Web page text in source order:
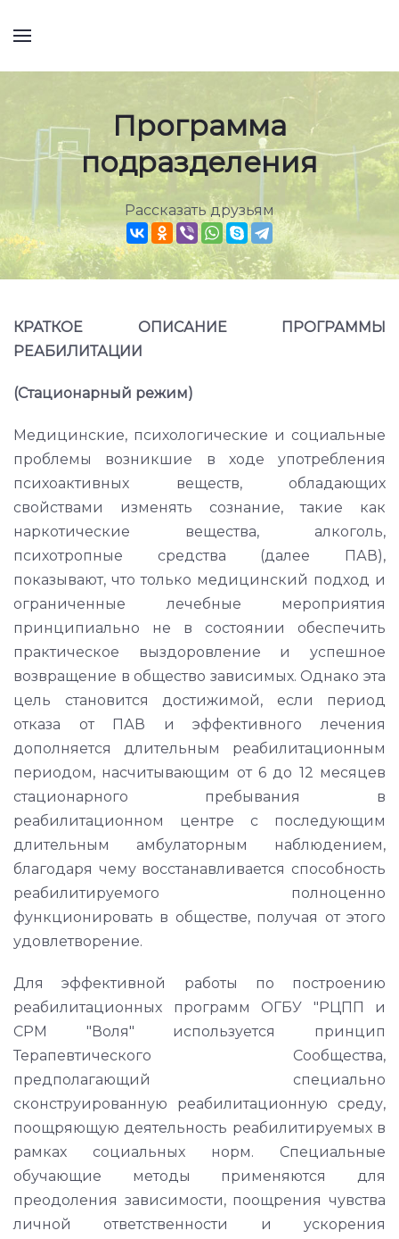
Программа
подразделения
Рассказать друзьям
КРАТКОЕ ОПИСАНИЕ ПРОГРАММЫ
РЕАБИЛИТАЦИИ
(Стационарный режим)
Медицинские, психологические и социальные
проблемы возникшие в ходе употребления
психоактивных веществ, обладающих
свойствами изменять сознание, такие как
наркотические вещества, алкоголь,
психотропные средства (далее ПАВ),
показывают, что только медицинский подход и
ограниченные лечебные мероприятия
принципиально не в состоянии обеспечить
практическое выздоровление и успешное
возвращение в общество зависимых. Однако эта
цель становится достижимой, если период
отказа от ПАВ и эффективного лечения
дополняется длительным реабилитационным
периодом, насчитывающим от 6 до 12 месяцев
стационарного пребывания в
реабилитационном центре с последующим
длительным амбулаторным наблюдением,
благодаря чему восстанавливается способность
реабилитируемого полноценно
функционировать в обществе, получая от этого
удовлетворение.
Для эффективной работы по построению
реабилитационных программ ОГБУ "РЦПП и
СРМ "Воля" используется принцип
Терапевтического Сообщества,
предполагающий специально
сконструированную реабилитационную среду,
поощряющую деятельность реабилитируемых в
рамках социальных норм. Специальные
обучающие методы применяются для
преодоления зависимости, поощрения чувства
личной ответственности и ускорения